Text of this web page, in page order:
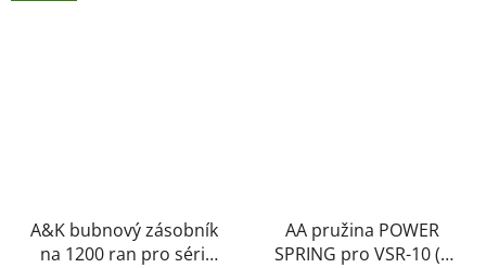
A&K bubnový zásobník
na 1200 ran pro sérii
AA pružina POWER
SPRING pro VSR-10 (7